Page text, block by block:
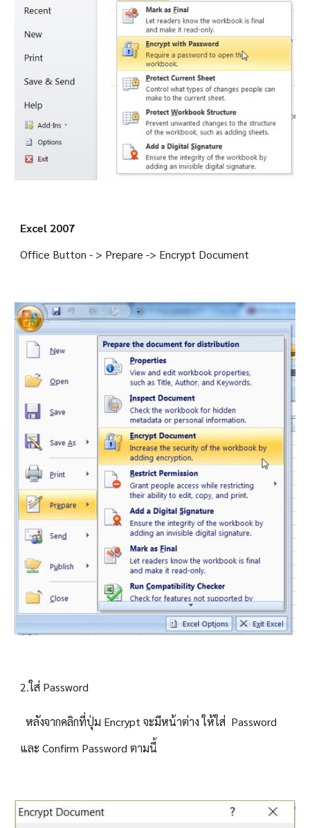
Excel 2007
Office Button - > Prepare -> Encrypt Document
2.ใส่ Password
  หลังจากคลิกที่ปุ่ม Encrypt จะมีหน้าต่าง ให้ใส่  Password
และ Confirm Password ตามนี้